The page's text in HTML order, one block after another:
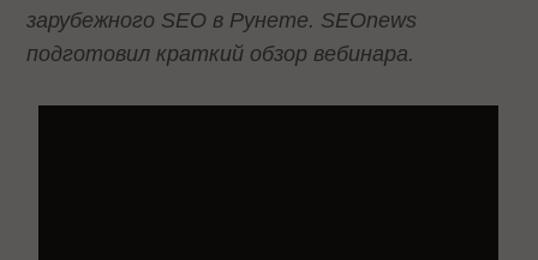
зарубежного SEO в Рунете. SEOnews
подготовил краткий обзор вебинара.